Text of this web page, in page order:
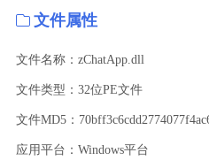
文件属性
文件名称：zChatApp.dll
文件类型：32位PE文件
应用平台：Windows平台